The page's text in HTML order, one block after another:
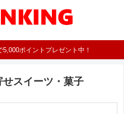
ポイントプレゼント中！
スイーツ・菓子